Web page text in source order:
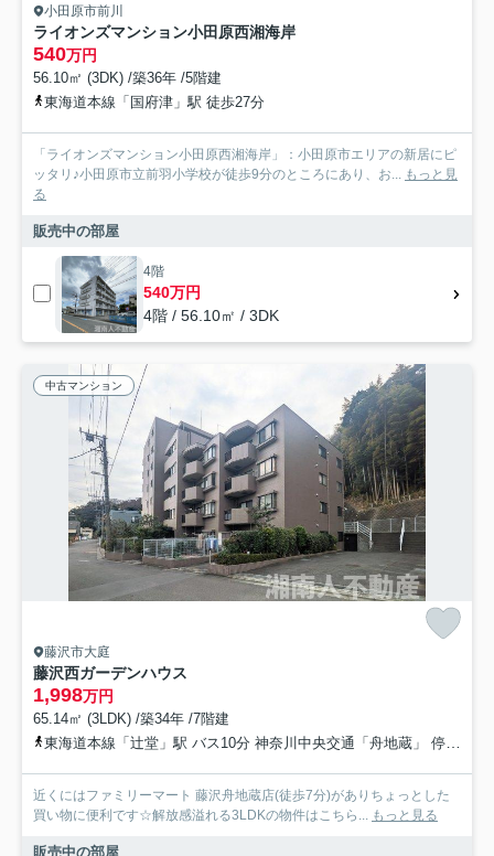
小田原市前川
ライオンズマンション小田原西湘海岸
540万円
56.10㎡ (3DK) /築36年 /5階建
東海道本線「国府津」駅 徒歩27分
「ライオンズマンション小田原西湘海岸」：小田原市エリアの新居にピ
ッタリ♪小田原市立前羽小学校が徒歩9分のところにあり、お...
もっと見
る
販売中の部屋
4階
540万円
4階 / 56.10㎡ / 3DK
中古マンション
藤沢市大庭
藤沢西ガーデンハウス
1,998万円
65.14㎡ (3LDK) /築34年 /7階建
東海道本線「辻堂」駅 バス10分 神奈川中央交通「舟地蔵」 停歩6分
近くにはファミリーマート 藤沢舟地蔵店(徒歩7分)がありちょっとした
買い物に便利です☆解放感溢れる3LDKの物件はこちら...
もっと見る
販売中の部屋